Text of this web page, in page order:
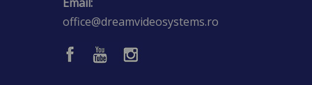
office@dreamvideosystems.ro